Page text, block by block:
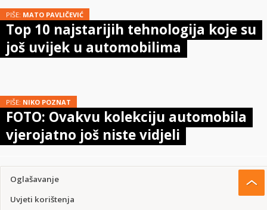
PIŠE: MATO PAVLIČEVIĆ
Top 10 najstarijih tehnologija koje su
još uvijek u automobilima
PIŠE: NIKO POZNAT
FOTO: Ovakvu kolekciju automobila
vjerojatno još niste vidjeli
Oglašavanje
Uvjeti korištenja